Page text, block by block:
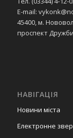
E-mail:
45400, м.
проспект
НАВІГАЦІЯ
Новини міста
Електронне